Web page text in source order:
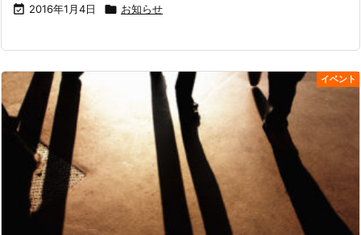
 2016年1月4日  お知らせ
イベント